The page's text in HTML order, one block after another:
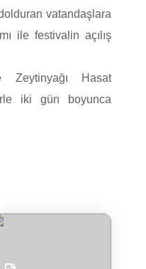
vatandaşlara
ile festivalin açılış
Zeytinyağı Hasat
iki gün boyunca